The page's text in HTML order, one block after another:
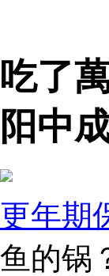
吃了
阳中
更年期
鱼的锅